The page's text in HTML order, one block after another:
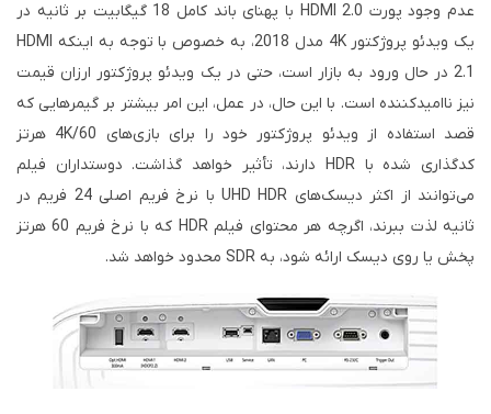
عدم وجود پورت HDMI 2.0 با پهنای باند کامل 18 گیگابیت بر ثانیه در
یک ویدئو پروژکتور 4K مدل 2018، به خصوص با توجه به اینکه HDMI
2.1 در حال ورود به بازار است، حتی در یک ویدئو پروژکتور ارزان قیمت
نیز ناامیدکننده است. با این حال، در عمل، این امر بیشتر بر گیمرهایی که
قصد استفاده از ویدئو پروژکتور خود را برای بازی‌های 4K/60 هرتز
کدگذاری شده با HDR دارند، تأثیر خواهد گذاشت. دوستداران فیلم
می‌توانند از اکثر دیسک‌های UHD HDR با نرخ فریم اصلی 24 فریم در
ثانیه لذت ببرند، اگرچه هر محتوای فیلم HDR که با نرخ فریم 60 هرتز
پخش یا روی دیسک ارائه شود، به SDR محدود خواهد شد.